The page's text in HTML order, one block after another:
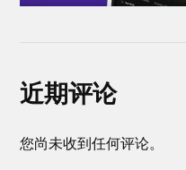
近期评论
您尚未收到任何评论。